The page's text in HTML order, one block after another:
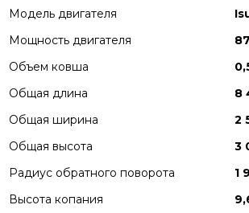
Модель двигателя
Мощность двигателя
Объем ковша
Общая длина
8
Общая ширина
2
Общая высота
3
Радиус обратного поворота
1
Высота копания